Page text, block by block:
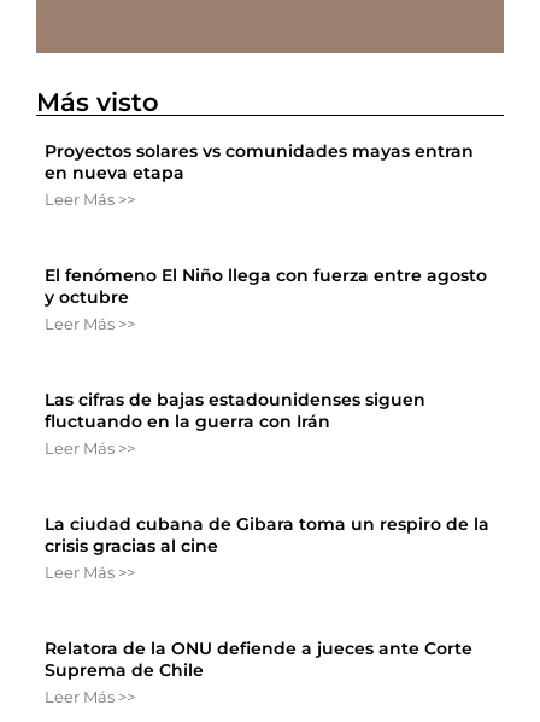
Más visto
Proyectos solares vs comunidades mayas entran
en nueva etapa
Leer Más >>
El fenómeno El Niño llega con fuerza entre agosto
y octubre
Leer Más >>
Las cifras de bajas estadounidenses siguen
fluctuando en la guerra con Irán
Leer Más >>
La ciudad cubana de Gibara toma un respiro de la
crisis gracias al cine
Leer Más >>
Relatora de la ONU defiende a jueces ante Corte
Suprema de Chile
Leer Más >>